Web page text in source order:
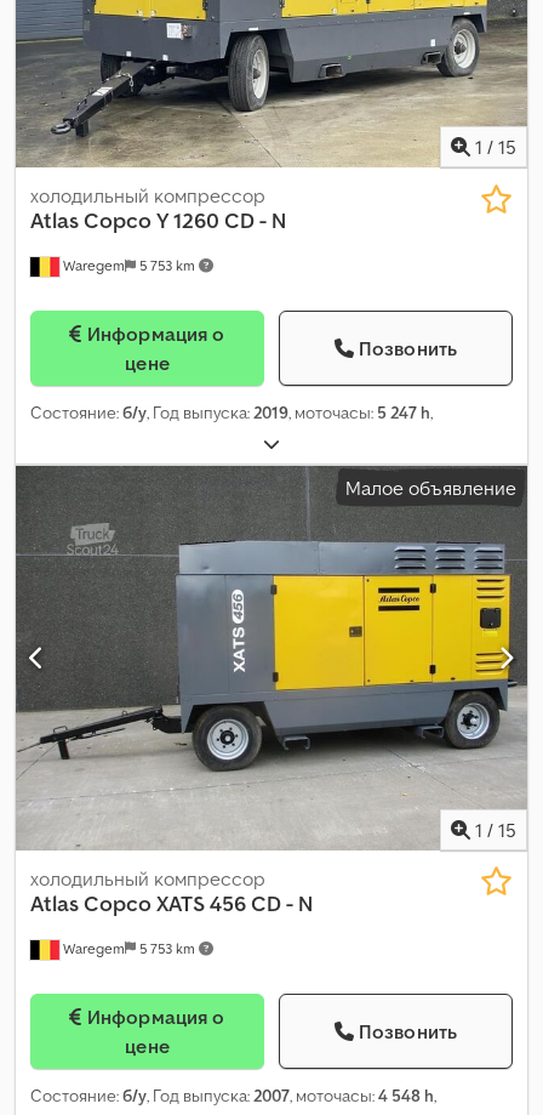
1 / 15
Waregem 5 753 km
холодильный компрессор
Atlas CopcoY 1260 CD - N
цене
Позвонить
Состояние:б/у, Год выпуска:2019, моточасы: 5 247 h,
Малое объявление
1 / 15
Waregem 5 753 km
холодильный компрессор
Atlas CopcoXATS 456 CD - N
цене
Позвонить
Состояние:б/у, Год выпуска:2007, моточасы:4 548 h,